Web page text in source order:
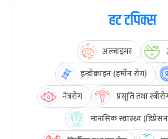
हट टपिक्स
अल्जाइमर
इन्डोक्राइन (हर्मोन रोग)
नेत्ररोग
प्रसूति तथा
मानसिक स्वास्थ्य